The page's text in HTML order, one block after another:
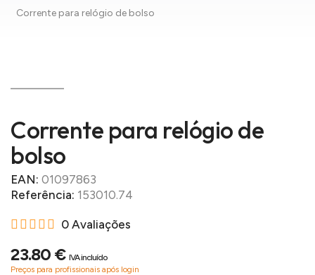
Corrente para relógio de bolso
Corrente para relógio de
bolso
EAN: 01097863
Referência: 153010.74
0 Avaliações
23.80 € IVA incluído
Preços para profissionais após login